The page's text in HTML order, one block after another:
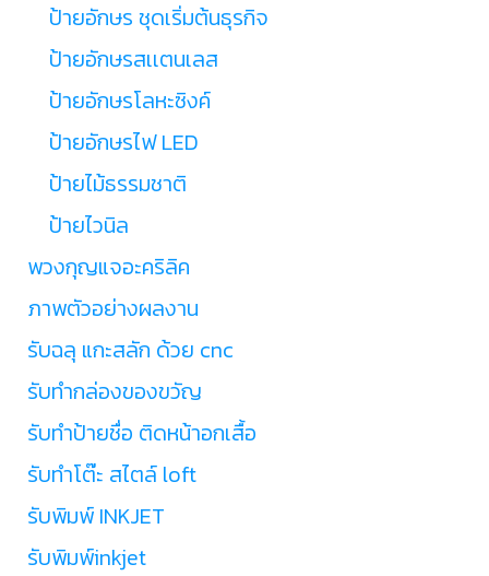
ป้ายอักษร ชุดเริ่มต้นธุรกิจ
ป้ายอักษรสเเตนเลส
ป้ายอักษรโลหะซิงค์
ป้ายอักษรไฟ LED
ป้ายไม้ธรรมชาติ
ป้ายไวนิล
พวงกุญแจอะคริลิค
ภาพตัวอย่างผลงาน
รับฉลุ แกะสลัก ด้วย cnc
รับทำกล่องของขวัญ
รับทำป้ายชื่อ ติดหน้าอกเสื้อ
รับทำโต๊ะ สไตล์ loft
รับพิมพ์ INKJET
รับพิมพ์inkjet